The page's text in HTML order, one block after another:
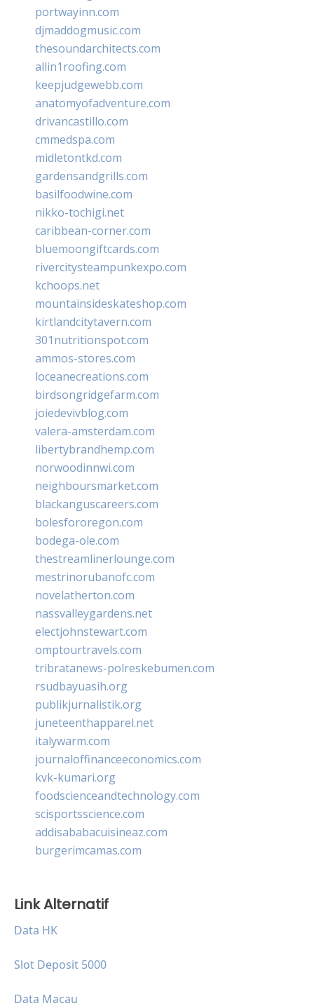
portwayinn.com
djmaddogmusic.com
thesoundarchitects.com
allin1roofing.com
keepjudgewebb.com
anatomyofadventure.com
drivancastillo.com
cmmedspa.com
midletontkd.com
gardensandgrills.com
basilfoodwine.com
nikko-tochigi.net
caribbean-corner.com
bluemoongiftcards.com
rivercitysteampunkexpo.com
kchoops.net
mountainsideskateshop.com
kirtlandcitytavern.com
301nutritionspot.com
ammos-stores.com
loceanecreations.com
birdsongridgefarm.com
joiedevivblog.com
valera-amsterdam.com
libertybrandhemp.com
norwoodinnwi.com
neighboursmarket.com
blackanguscareers.com
bolesfororegon.com
bodega-ole.com
thestreamlinerlounge.com
mestrinorubanofc.com
novelatherton.com
nassvalleygardens.net
electjohnstewart.com
omptourtravels.com
tribratanews-polreskebumen.com
rsudbayuasih.org
publikjurnalistik.org
juneteenthapparel.net
italywarm.com
journaloffinanceeconomics.com
kvk-kumari.org
foodscienceandtechnology.com
scisportsscience.com
addisababacuisineaz.com
burgerimcamas.com
Link Alternatif
Data HK
Slot Deposit 5000
Data Macau